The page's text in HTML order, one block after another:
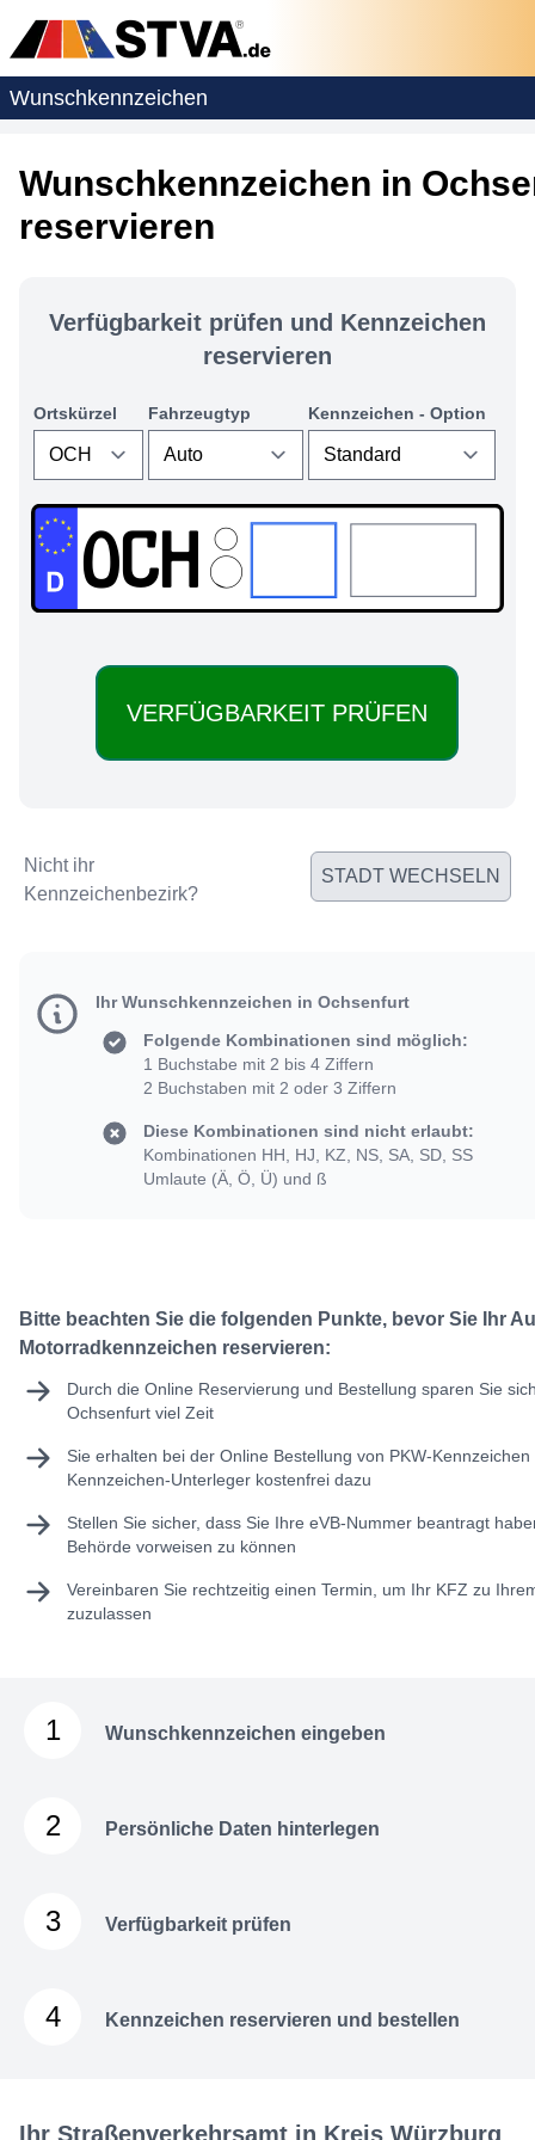
Wunschkennzeichen
Wunschkennzeichen in
reservieren
Verfügbarkeit prüfen und Kennzeichen
reservieren
Ortskürzel Fahrzeugtyp Kennzeichen - Option
OCH:
Nicht ihr
Kennzeichenbezirk?
STADT WECHSELN
Ihr Wunschkennzeichen in Ochsenfurt
Folgende Kombinationen sind möglich:
1 Buchstabe mit 2 bis 4 Ziffern
2 Buchstaben mit 2 oder 3 Ziffern
Diese Kombinationen sind nicht erlaubt:
Kombinationen HH, HJ, KZ, NS, SA, SD, SS
Umlaute (Ä, Ö, Ü) und ß
Bitte beachten Sie die folgenden Punkte, bevor Sie Ihr
Motorradkennzeichen reservieren:
Durch die Online Reservierung und Bestellung sparen Sie
Ochsenfurt viel Zeit
Sie erhalten bei der Online Bestellung von PKW-
Kennzeichen-Unterleger kostenfrei dazu
Stellen Sie sicher, dass Sie Ihre eVB-Nummer beantragt
Behörde vorweisen zu können
Vereinbaren Sie rechtzeitig einen Termin, um Ihr KFZ zu
zuzulassen
1 Wunschkennzeichen eingeben
2 Persönliche Daten hinterlegen
3 Verfügbarkeit prüfen
4 Kennzeichen reservieren und bestellen
Ihr Straßenverkehrsamt in Kreis Würzburg